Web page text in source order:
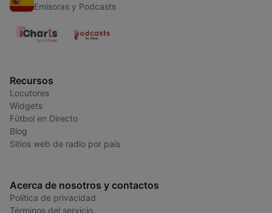
Emisoras y Podcasts
Recursos
Locutores
Widgets
Fútbol en Directo
Blog
Sitios web de radio por país
Acerca de nosotros y contactos
Política de privacidad
Términos del servicio